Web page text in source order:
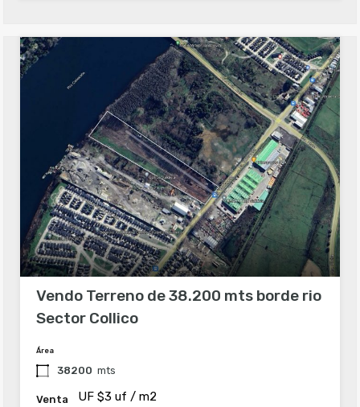
Vendo Terreno de 38.200 mts borde rio
Sector Collico
Área
38200 mts
Venta UF $3 uf / m2